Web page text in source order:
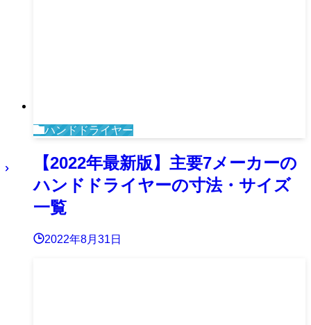
ハンドドライヤー
【2022年最新版】主要7メーカーの
ハンドドライヤーの寸法・サイズ
一覧
2022年8月31日